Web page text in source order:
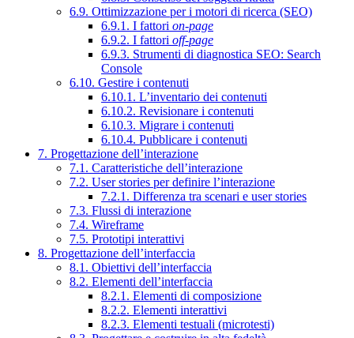
6.9. Ottimizzazione per i motori di ricerca (SEO)
6.9.1. I fattori on-page
6.9.2. I fattori off-page
6.9.3. Strumenti di diagnostica SEO: Search
Console
6.10. Gestire i contenuti
6.10.1. L’inventario dei contenuti
6.10.2. Revisionare i contenuti
6.10.3. Migrare i contenuti
6.10.4. Pubblicare i contenuti
7. Progettazione dell’interazione
7.1. Caratteristiche dell’interazione
7.2. User stories per definire l’interazione
7.2.1. Differenza tra scenari e user stories
7.3. Flussi di interazione
7.4. Wireframe
7.5. Prototipi interattivi
8. Progettazione dell’interfaccia
8.1. Obiettivi dell’interfaccia
8.2. Elementi dell’interfaccia
8.2.1. Elementi di composizione
8.2.2. Elementi interattivi
8.2.3. Elementi testuali (microtesti)